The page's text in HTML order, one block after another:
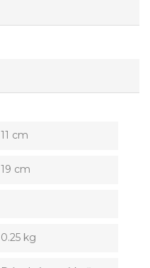
11 cm
19 cm
0.25 kg